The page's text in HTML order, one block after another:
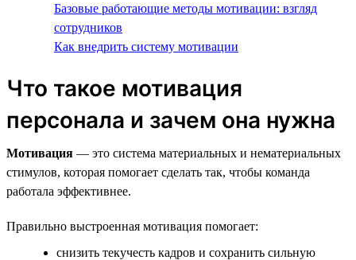
Базовые работающие методы мотивации: взгляд
сотрудников
Как внедрить систему мотивации
Что такое мотивация
персонала и зачем она нужна
Мотивация — это система материальных и нематериальных
стимулов, которая помогает сделать так, чтобы команда
работала эффективнее.
Правильно выстроенная мотивация помогает:
снизить текучесть кадров и сохранить сильную